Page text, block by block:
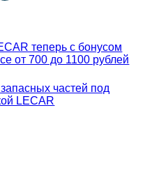
теперь с бонусом
от 700 до 1100 рублей
частей под
LECAR